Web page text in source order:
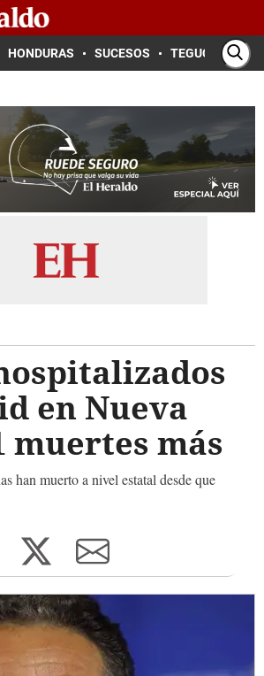
HONDURAS SUCESOS TEGUCIGALPA
en Nueva
muertes más
han muerto a nivel estatal desde que